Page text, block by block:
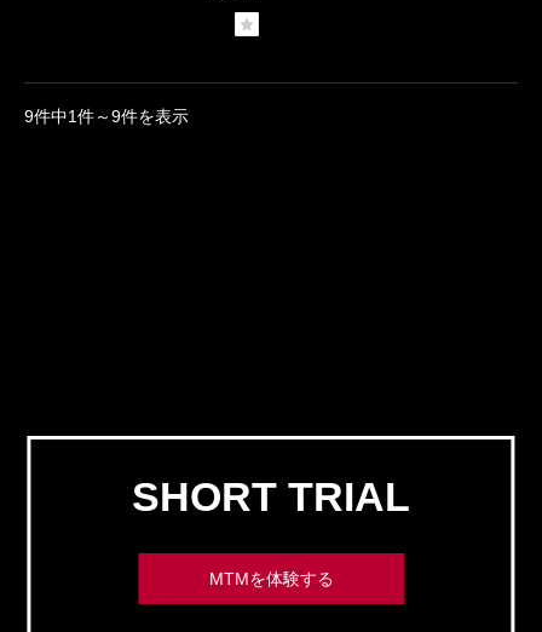
9件中1件～9件を表示
SHORT TRIAL
MTMを体験する